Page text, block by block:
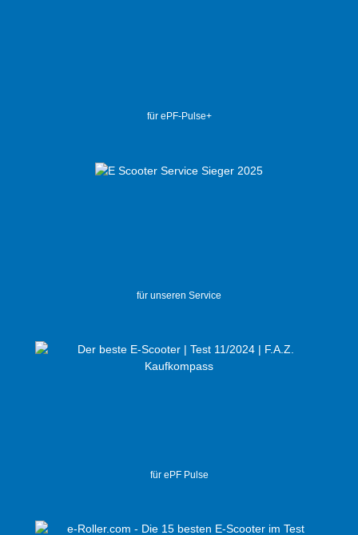
für ePF-Pulse+
für unseren Service
für ePF Pulse